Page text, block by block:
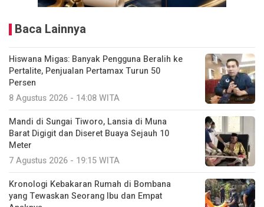
Baca Lainnya
Hiswana Migas: Banyak Pengguna Beralih ke
Pertalite, Penjualan Pertamax Turun 50
Persen
8 Agustus 2026 - 14:08 WITA
Mandi di Sungai Tiworo, Lansia di Muna
Barat Digigit dan Diseret Buaya Sejauh 10
Meter
7 Agustus 2026 - 19:15 WITA
Kronologi Kebakaran Rumah di Bombana
yang Tewaskan Seorang Ibu dan Empat